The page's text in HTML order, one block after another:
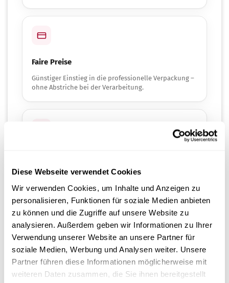
Diese Webseite verwendet Cookies
Wir verwenden Cookies, um Inhalte und Anzeigen zu
personalisieren, Funktionen für soziale Medien anbieten
zu können und die Zugriffe auf unsere Website zu
analysieren. Außerdem geben wir Informationen zu Ihrer
Verwendung unserer Website an unsere Partner für
soziale Medien, Werbung und Analysen weiter. Unsere
Partner führen diese Informationen möglicherweise mit
weiteren Daten zusammen, die Sie ihnen bereitgestellt
Faire Preise
Günstiger Einstieg in die professionelle Verpackung –
ohne Abstriche bei der Verarbeitung.
Einstellbare Temperatur, integrierte Schneidefunktion
Flexible Verpackung nach Maß
Mit dem CertoSeal Pro Touch stellen Sie aus
Rollenware eigene Verpackungen her und versiegeln